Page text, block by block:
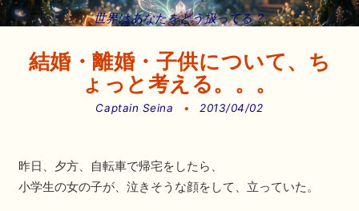
世界はあなたをどう扱ってる？
結婚・離婚・子供について、ち
ょっと考える。。。
Captain Seina • 2013/04/02
昨日、夕方、自転車で帰宅をしたら、
小学生の女の子が、泣きそうな顔をして、立っていた。